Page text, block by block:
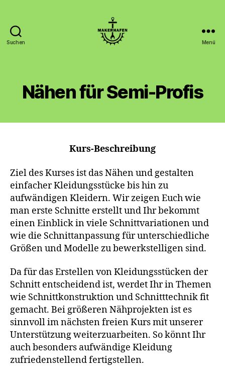
Suchen Menü
Nähen für Semi-Profis
Kurs-Beschreibung
Ziel des Kurses ist das Nähen und gestalten
einfacher Kleidungsstücke bis hin zu
aufwändigen Kleidern. Wir zeigen Euch wie
man erste Schnitte erstellt und Ihr bekommt
einen Einblick in viele Schnittvariationen und
wie die Schnittanpassung für unterschiedliche
Größen und Modelle zu bewerkstelligen sind.
Da für das Erstellen von Kleidungsstücken der
Schnitt entscheidend ist, werdet Ihr in Themen
wie Schnittkonstruktion und Schnitttechnik fit
gemacht. Bei größeren Nähprojekten ist es
sinnvoll im nächsten freien Kurs mit unserer
Unterstützung weiterzuarbeiten. So könnt Ihr
auch besonders aufwändige Kleidung
zufriedenstellend fertigstellen.